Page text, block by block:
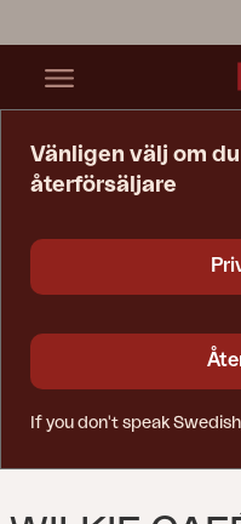
Vänligen välj om
återförsäljare
If you don't speak